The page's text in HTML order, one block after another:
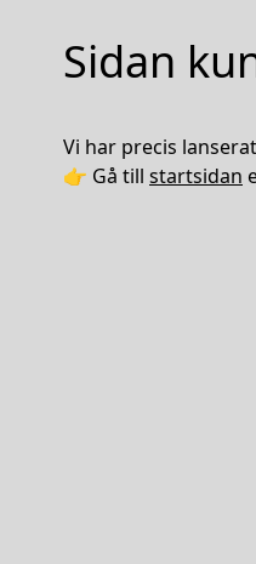
Sidan
Vi har precis
👉 Gå till startsidan